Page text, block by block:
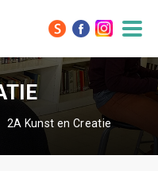
2A Kunst en Creatie